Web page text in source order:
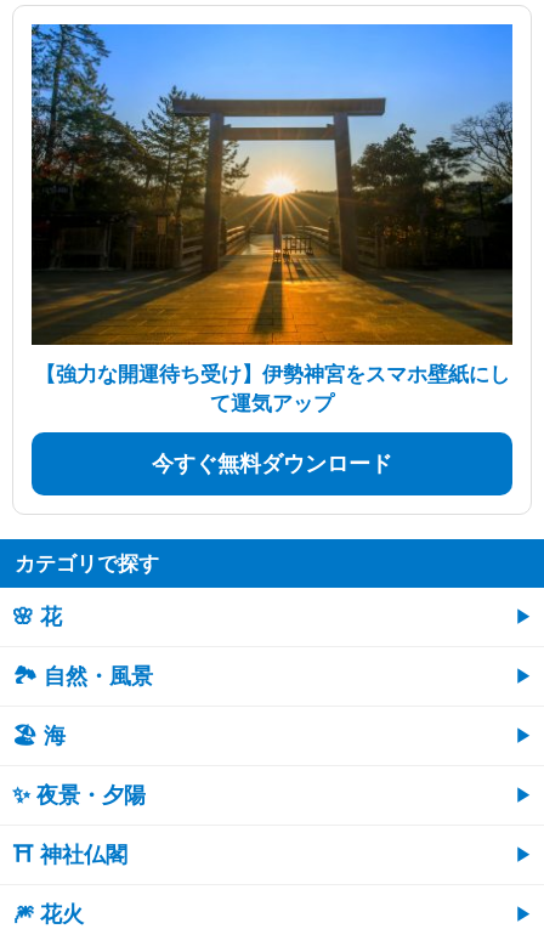
【強力な開運待ち受け】伊勢神宮をスマホ壁紙にし
て運気アップ
今すぐ無料ダウンロード
カテゴリで探す
🌸 花
🏞️ 自然・風景
🏖 海
✨ 夜景・夕陽
⛩ 神社仏閣
🎆 花火